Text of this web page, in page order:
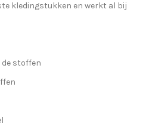
kledingstukken en werkt al bij
stoffen